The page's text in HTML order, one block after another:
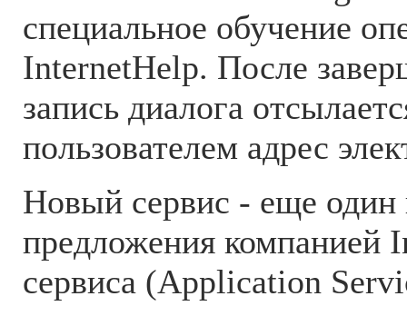
специальное обучение
InternetHelp. После
запись диалога
пользователем адрес
Новый сервис - еще
предложения компанией
сервиса (Application